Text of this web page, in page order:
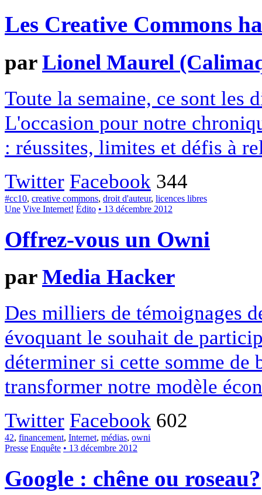
Les Creative Commons
parLionel Maurel
Toute la semaine, ce sont les
L'occasion pour notre
: réussites, limites et défis à
Twitter Facebook 344
#cc10, creative commons, droit d'auteur, licences libres
Une Vive Internet! Édito • 13 décembre 2012
Offrez-vous un Owni
parMedia Hacker
Des milliers de témoignages
évoquant le souhait de
déterminer si cette somme
transformer notre modèle
Twitter Facebook 602
42, financement, Internet, médias, owni
Presse Enquête • 13 décembre 2012
Google : chêne ou roseau?